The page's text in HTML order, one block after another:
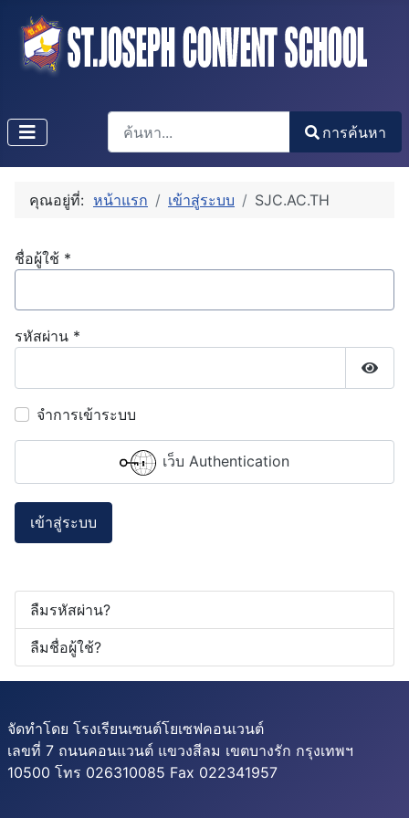
การค้นหา
Type 2 or more characters for results.
การค้นหา
คุณอยู่ที่: หน้าแรก เข้าสู่ระบบ SJC.AC.TH
ชื่อผู้ใช้ *
รหัสผ่าน *
แสดง
จำการเข้าระบบ
เว็บ Authentication
เข้าสู่ระบบ
ลืมรหัสผ่าน?
ลืมชื่อผู้ใช้?
จัดทำโดย โรงเรียนเซนต์โยเซฟคอนเวนต์
เลขที่ 7 ถนนคอนแวนต์ แขวงสีลม เขตบางรัก กรุงเทพฯ
10500 โทร 026310085 Fax 022341957